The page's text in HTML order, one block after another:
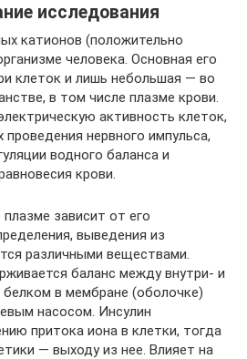
исследования
катионов (положительно
человека. Основная его
клеток и лишь небольшая — во
в том числе плазме крови.
активность клеток,
проведения нервного импульса,
водного баланса и
крови.
зависит от его
выведения из
различными веществами.
баланс между внутри- и
в мембране (оболочке)
насосом. Инсулин
притока иона в клетки, тогда
— выходу из нее. Влияет на